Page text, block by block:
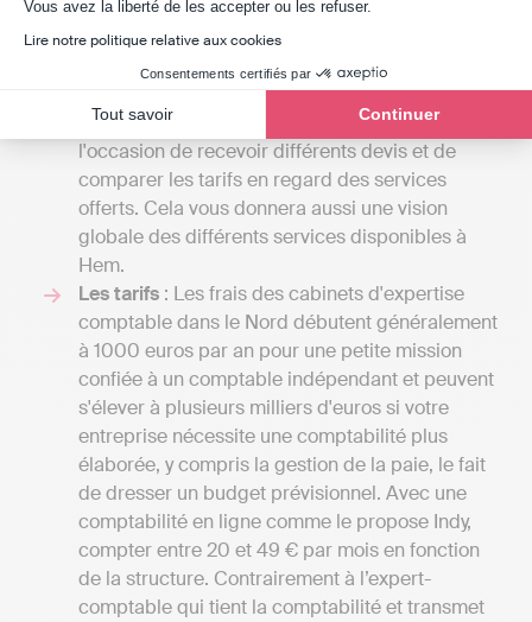
Vous avez la liberté de les accepter ou les refuser.
Lire notre politique relative aux cookies
Consentements certifiés par
Tout savoir Continuer
que vous établirez avec eux. L'éventail des
services qu'un expert-comptable peut offrir est
large, et le coût sera fonction du volume de
tâches qu'il assumera pour vous. En dialoguant
avec plusieurs spécialistes, vous aurez
l'occasion de recevoir différents devis et de
comparer les tarifs en regard des services
offerts. Cela vous donnera aussi une vision
globale des différents services disponibles à
Hem.
Les tarifs : Les frais des cabinets d'expertise
comptable dans le Nord débutent généralement
à 1000 euros par an pour une petite mission
confiée à un comptable indépendant et peuvent
s'élever à plusieurs milliers d'euros si votre
entreprise nécessite une comptabilité plus
élaborée, y compris la gestion de la paie, le fait
de dresser un budget prévisionnel. Avec une
comptabilité en ligne comme le propose Indy,
compter entre 20 et 49 € par mois en fonction
de la structure. Contrairement à l’expert-
comptable qui tient la comptabilité et transmet